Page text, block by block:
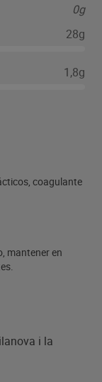
0g
28g
1,8g
coagulante
mantener en
i la